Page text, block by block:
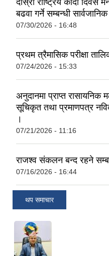
बढवा गर्ने सम्बन्धी
07/30/2026 - 16:48
प्रथम त्रैमासिक परीक्षा
07/24/2026 - 15:33
अनुदानमा प्राप्त रासायनिक
सूचिकृत तथा प्रमाणपत्र
।
07/21/2026 - 11:16
राजश्व संकलन बन्द रहने
07/16/2026 - 16:44
थप समाचार